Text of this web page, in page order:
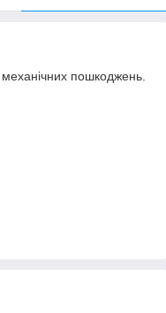
пошкоджень.